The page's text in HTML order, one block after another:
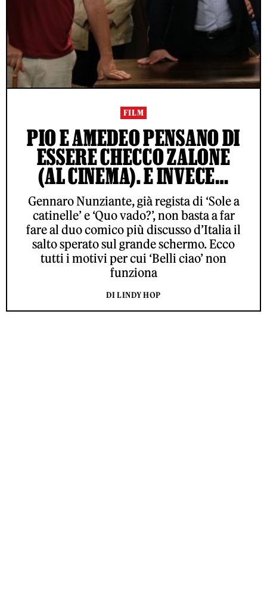
FILM
PIO E AMEDEO PENSANO DI
ESSERE CHECCO ZALONE
(AL CINEMA). E INVECE…
Gennaro Nunziante, già regista di ‘Sole a
catinelle’ e ‘Quo vado?’, non basta a far
fare al duo comico più discusso d’Italia il
salto sperato sul grande schermo. Ecco
tutti i motivi per cui ‘Belli ciao’ non
funziona
DI LINDY HOP